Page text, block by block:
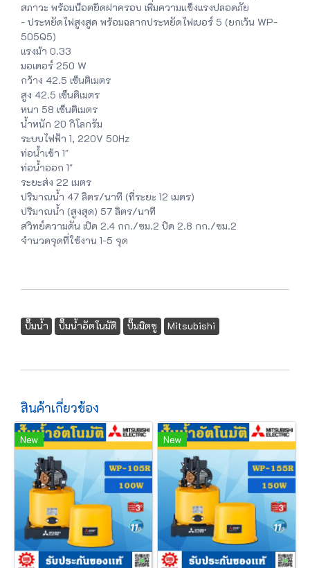
สภาวะ พร้อมน็อตยึดฝาครอบ เพิ่มความแข็งแรงปลอดภัย
- ประหยัดไฟสูงสูด พร้อมฉลากประหยัดไฟเบอร์ 5 (ยกเว้น WP-
505Q5)
แรงม้า 0.33
มอเตอร์ 250 W
กว้าง 42.5 เซ็นติเมตร
สูง 42.5 เซ็นติเมตร
หนา 58 เซ็นติเมตร
น้ำหนัก 20 กิโลกรัม
ระบบไฟฟ้า 1, 220V 50Hz
ท่อน้ำเข้า 1"
ท่อน้ำออก 1"
ระยะส่ง 22 เมตร
ปริมาณน้ำ 47 ลิตร/นาที (ที่ระยะ 12 เมตร)
ปริมาณน้ำ (สูงสุด) 57 ลิตร/นาที
สวิทย์ความดัน เปิด 2.4 กก./ซม.2 ปิด 2.8 กก./ซม.2
จำนวดจุดที่ใช้งาน 1-5 จุด
ปั๊มน้ำ ปั๊มน้ำอัตโนมัติ ปั๊มมิตซู Mitsubishi
สินค้าเกี่ยวข้อง
New New